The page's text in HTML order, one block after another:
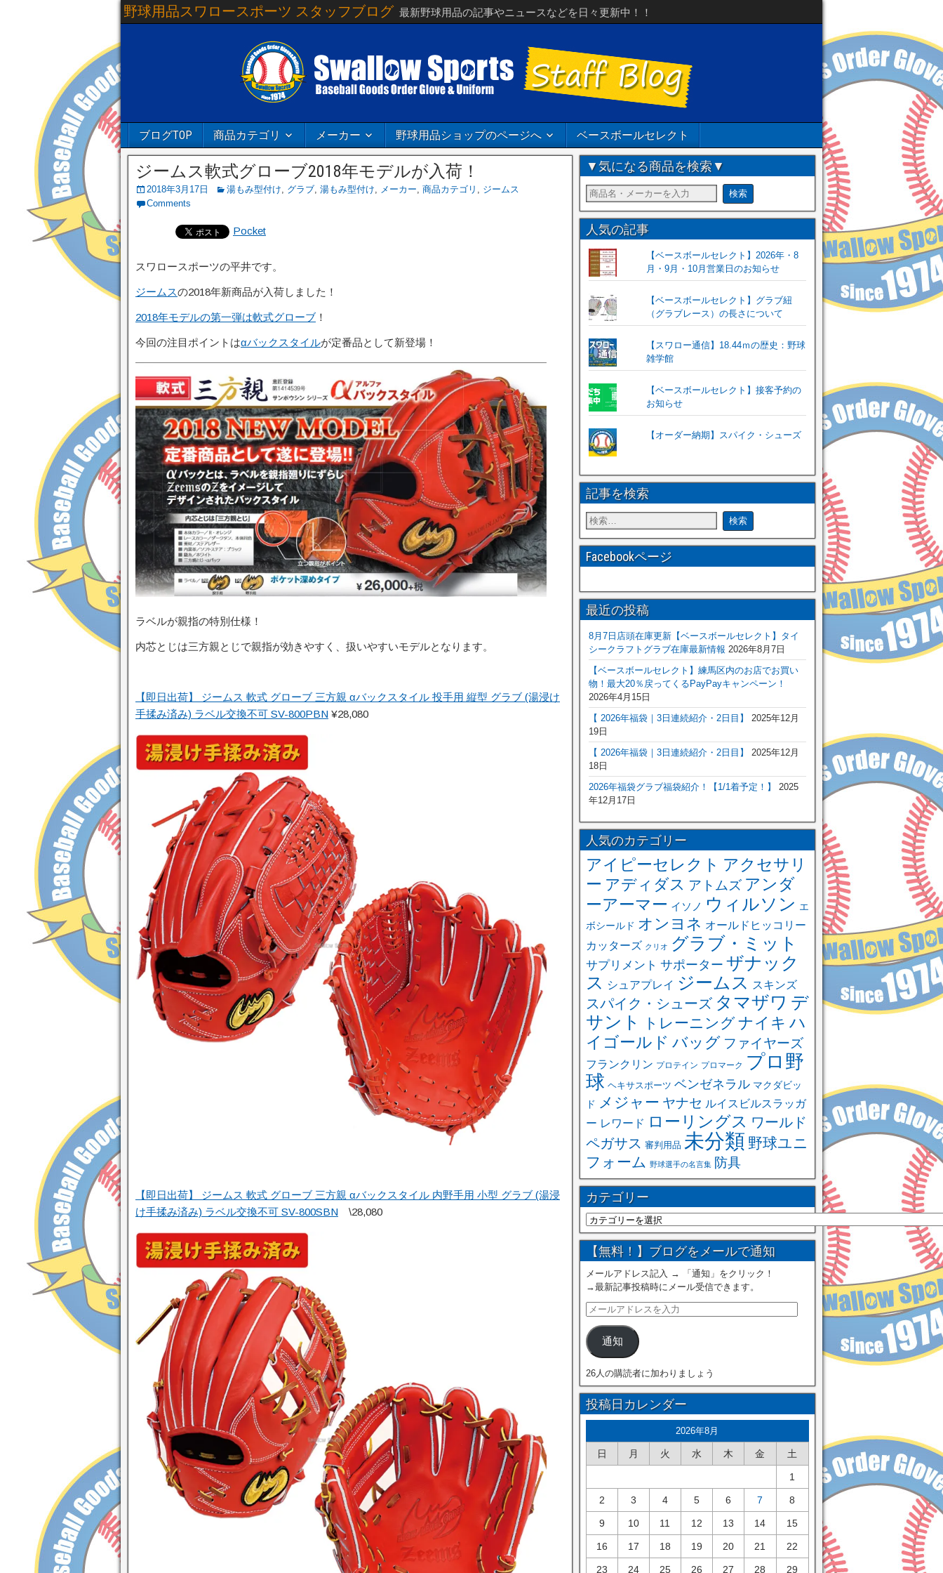
野球用品スワロースポーツ スタッフブログ 最新野球用品の記事やニュースなどを日々更新中！！
ブログTOP 商品カテゴリ メーカー 野球用品ショップのページへ ベースボールセレクト
ジームス軟式グローブ2018年モデルが入荷！
2018年3月17日 湯もみ型付け, グラブ, 湯もみ型付け, メーカー, 商品カテゴリ , ジームス
Comments
Pocket
スワロースポーツの平井です。
ジームスの2018年新商品が入荷しました！
2018年モデルの第一弾は軟式グローブ ！
今回の注目ポイントはαバックスタイルが定番品として新登場！
ラベルが親指の特別仕様！
内芯とじは三方親とじで親指が効きやすく、扱いやすいモデルとなります。
【即日出荷】 ジームス 軟式 グローブ 三方親 αバックスタイル 投手用 縦型 グラブ (湯浸け
手揉み済み) ラベル交換不可 SV-800PBN ¥28,080
【即日出荷】 ジームス 軟式 グローブ 三方親 αバックスタイル 内野手用 小型 グラブ (湯浸
け手揉み済み) ラベル交換不可 SV-800SBN \28,080
▼気になる商品を検索▼
人気の記事
【ベースボールセレクト】2026年・8
月・9月・10月営業日のお知らせ
【ベースボールセレクト】グラブ紐
（グラブレース）の長さについて
【スワロー通信】18.44ｍの歴史：野球
雑学館
【ベースボールセレクト】接客予約の
お知らせ
【オーダー納期】スパイク・シューズ
記事を検索
Facebookページ
最近の投稿
8月7日店頭在庫更新【ベースボールセレクト】タイ
シークラフトグラブ在庫最新情報 2026年8月7日
【ベースボールセレクト】練馬区内のお店でお買い
物！最大20％戻ってくるPayPayキャンペーン！
2026年4月15日
【 2026年福袋｜3日連続紹介・2日目】
2025年12月
19日
【 2026年福袋｜3日連続紹介・2日目】
2025年12月
18日
2026年福袋グラブ福袋紹介！【1/1着予定！】
2025
年12月17日
人気のカテゴリー
アイピーセレクト アクセサリ
ー アディダス アトムズ アンダ
ーアーマー イソノ ウィルソン エ
ボシールド オンヨネ オールドヒッコリー
カッターズ クリオ グラブ・ミット
サプリメント サポーター ザナック
ス シュアプレイ ジームス スキンズ
スパイク・シューズ タマザワ デ
サント
トレーニングナイキ ハ
イゴールド バッグ ファイヤーズ
フランクリン プロテイン プロマーク プロ野
球 ヘキサスポーツ ベンゼネラル マクダビッ
ド
メジャー ヤナセ ルイスビルスラッガ
ー レワード ローリングス ワールド
ペガサス 審判用品 未分類 野球ユニ
フォーム 野球選手の名言集 防具
カテゴリー
【無料！】ブログをメールで通知
メールアドレス記入 → 「通知」をクリック！
→最新記事投稿時にメール受信できます。
通知
26人の購読者に加わりましょう
投稿日カレンダー
2026年8月
日 月 火 水 木 金 土
1
2 3 4 5 6 7 8
9 10 11 12 13 14 15
16 17 18 19 20 21 22
23 24 25 26 27 28 29